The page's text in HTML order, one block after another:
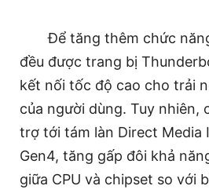
Để tăng thêm chức
đều được trang bị
kết nối tốc độ cao cho trải
của người dùng. Tuy nhiên,
trợ tới tám làn Direct Media
Gen4, tăng gấp đôi khả
giữa CPU và chipset so với